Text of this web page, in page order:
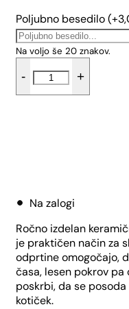
Poljubno besedilo(+
Na voljo še 20 znakov.
-
čebulo
+
Na zalogi
Ročno izdelan
je praktičen način za
odprtine omogočajo,
časa, lesen pokrov
poskrbi, da se
kotiček.